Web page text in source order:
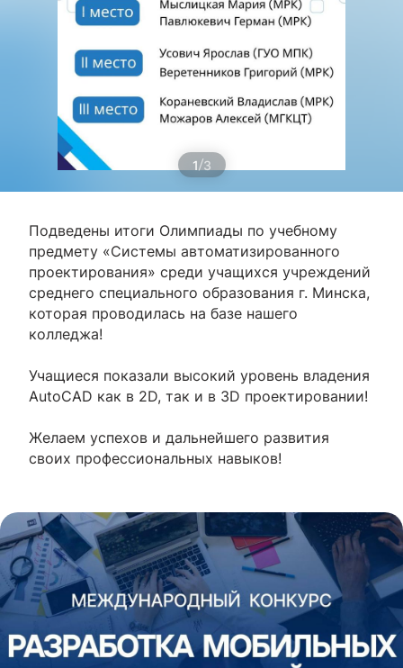
1/3
Подведены итоги Олимпиады по учебному
предмету «Системы автоматизированного
проектирования» среди учащихся учреждений
среднего специального образования г. Минска,
которая проводилась на базе нашего
колледжа!
Учащиеся показали высокий уровень владения
AutoCAD как в 2D, так и в 3D проектировании!
Желаем успехов и дальнейшего развития
своих профессиональных навыков!